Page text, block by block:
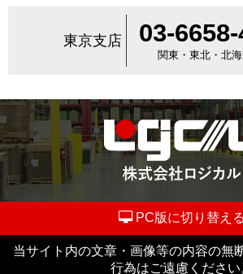
東京支店 03-
関東・東北・北
PC版に切り替える
当サイト内の文章・画像等の内容の無
行為はご遠慮ください